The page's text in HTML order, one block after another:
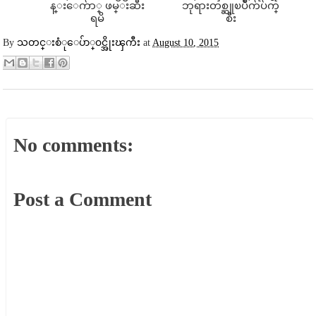
ဘုရားတစ္ဆူၿပိဳက်ပ်က္
စီး
န္းေက်ာ္ ဖမ္းဆီး
ရမိ
Byသတင္းစံုေပ်ာ္၀င္အိုးၾကီး at August 10, 2015
No comments:
Post a Comment